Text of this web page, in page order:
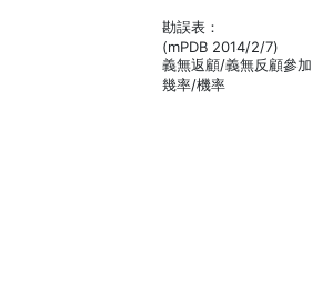
勘誤表：
(mPDB 2014/2/7)
義無返顧/義無反顧參加
幾率/機率